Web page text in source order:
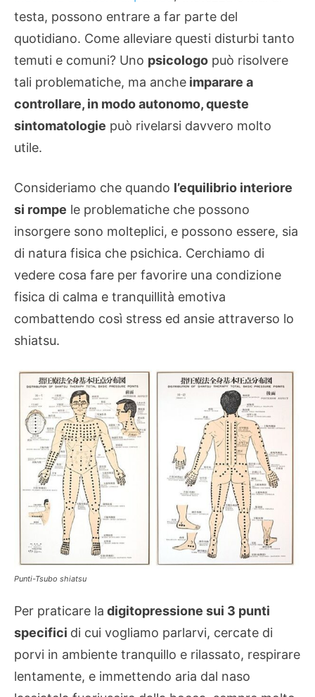
testa, possono entrare a far parte del
quotidiano. Come alleviare questi disturbi tanto
temuti e comuni? Uno psicologo può risolvere
tali problematiche, ma anche imparare a
controllare, in modo autonomo, queste
sintomatologie può rivelarsi davvero molto
utile.
Consideriamo che quando l’equilibrio interiore
si rompe le problematiche che possono
insorgere sono molteplici, e possono essere, sia
di natura fisica che psichica. Cerchiamo di
vedere cosa fare per favorire una condizione
fisica di calma e tranquillità emotiva
combattendo così stress ed ansie attraverso lo
shiatsu.
Punti-Tsubo shiatsu
Per praticare la digitopressione sui 3 punti
specifici di cui vogliamo parlarvi, cercate di
porvi in ambiente tranquillo e rilassato, respirare
lentamente, e immettendo aria dal naso